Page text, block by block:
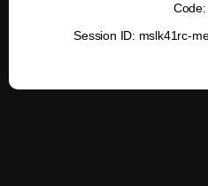
Code:
Session ID: mslk41rc-